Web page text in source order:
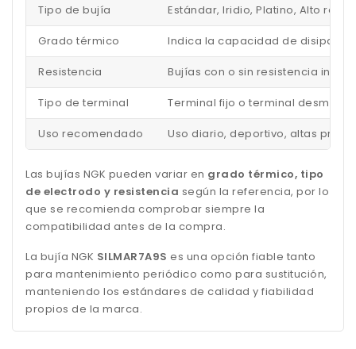
Tipo de bujía Estándar, Iridio, Platino, Alto
Grado térmico Indica la capacidad de disipar
Resistencia Bujías con o sin resistencia
Tipo de terminal Terminal fijo o terminal
Uso recomendado Uso diario, deportivo, altas
Las bujías NGK pueden variar en grado térmico, tipo
de electrodo y resistencia según la referencia, por lo
que se recomienda comprobar siempre la
compatibilidad antes de la compra.
La bujía NGK SILMAR7A9S es una opción fiable tanto
para mantenimiento periódico como para sustitución,
manteniendo los estándares de calidad y fiabilidad
propios de la marca.